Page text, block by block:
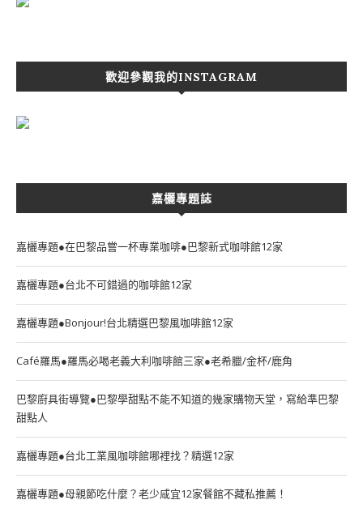
歡迎參觀我的INSTAGRAM
嘉欐專題誌
嘉欐專題●在巴黎品嘗一杯專業咖啡●巴黎新式咖啡館12家
嘉欐專題●台北不可錯過的咖啡館12家
嘉欐專題●Bonjour!台北精選巴黎風咖啡館12家
Café羅馬●羅馬必喝老義大利咖啡館三家●老希臘/金杯/鹿角
巴黎廚具街導覽●巴黎學甜點不能不知道的幾家購物天堂，寫給準巴黎
甜點人
嘉欐專題●台北工業風咖啡館哪裡找？精選12家
嘉欐專題●母親節吃什麼？老少咸宜12家餐館不藏私推薦！